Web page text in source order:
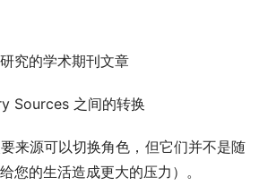
究的学术期刊文章
Sources 之间的转换
来源可以切换角色，但它们并不是随
您的生活造成更大的压力）。